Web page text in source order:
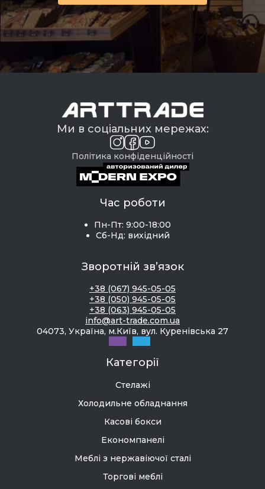
Ми в соціальних мережах:
Політика конфіденційності
Час роботи
Пн-Пт: 9:00-18:00
Сб-Нд: вихідний
Зворотній зв’язок
+38 (067) 945-05-05
+38 (050) 945-05-05
+38 (063) 945-05-05
info@art-trade.com.ua
04073, Україна, м.Київ, вул. Куренівська 27
Категорії
Стелажі
Холодильне обладнання
Касові бокси
Економпанелі
Меблі з нержавіючої сталі
Торгові меблі